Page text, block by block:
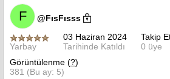
F @FısFısss
Yarbay
03 Haziran 2024
Tarihinde Katıldı
Takip
0 üye
Görüntülenme (?)
381 (Bu ay: 5)